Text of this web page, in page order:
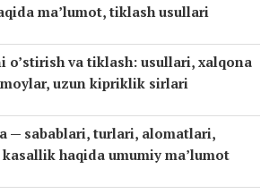
ma’lumot, tiklash usullari
o’stirish va tiklash: usullari, xalqona
uzun kipriklik sirlari
— sabablari, turlari, alomatlari,
haqida umumiy ma’lumot